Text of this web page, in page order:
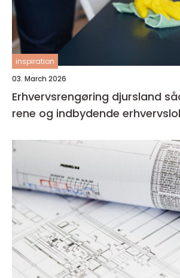
inspiration
03. March 2026
Erhvervsrengøring djursland sådan skaber du
rene og indbydende